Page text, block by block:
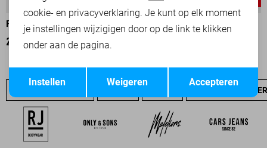
PME LEGEND T-SHIRT
28,00 39,99
PME LEGEND T-SHIRT
JEANS PME LEGEND
Opslaan
cookie- en privacyverklaring. Je kunt op elk moment
je instellingen wijzigigen door op de link te klikken
onder aan de pagina.
Accepteren
Weigeren
Instellen